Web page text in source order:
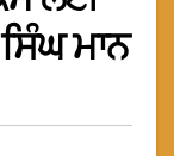
ਮਾਨ